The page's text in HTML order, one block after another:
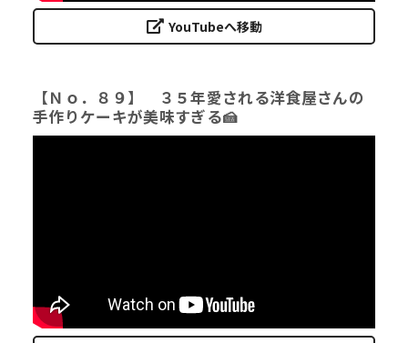
YouTubeへ移動
【Ｎｏ．８９】 ３５年愛される洋食屋さんの
手作りケーキが美味すぎる🍰